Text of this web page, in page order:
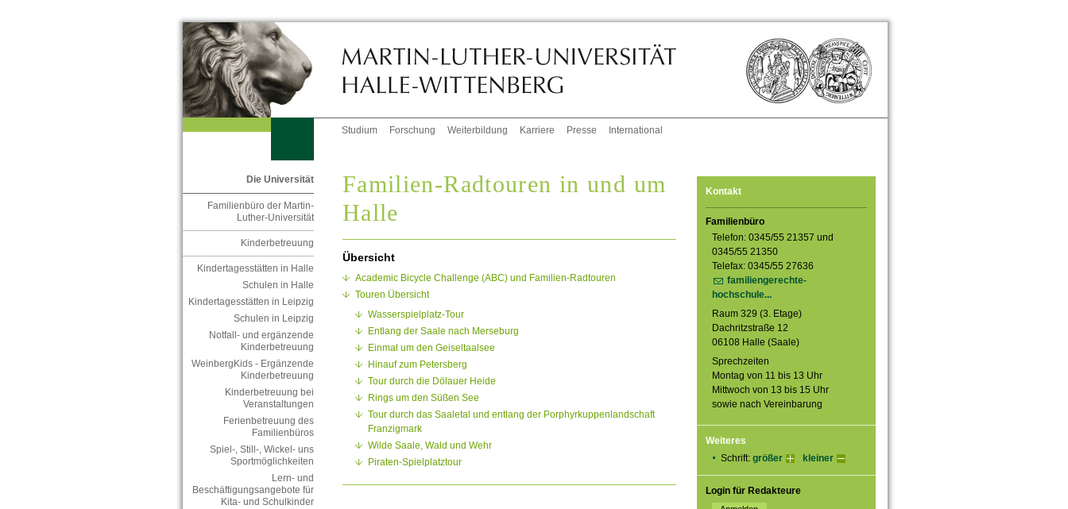
Studium Forschung Weiterbildung Karriere Presse International
Die Universität
Familienbüro der Martin-
Luther-Universität
Kinderbetreuung
Kindertagesstätten in Halle
Schulen in Halle
Kindertagesstätten in Leipzig
Schulen in Leipzig
Notfall- und ergänzende
Kinderbetreuung
WeinbergKids - Ergänzende
Kinderbetreuung
Kinderbetreuung bei
Veranstaltungen
Ferienbetreuung des
Familienbüros
Spiel-, Still-, Wickel- uns
Sportmöglichkeiten
Lern- und
Beschäftigungsangebote für
Kita- und Schulkinder
Kontakt
Familienbüro
Telefon: 0345/55 21357 und
0345/55 21350
Telefax: 0345/55 27636
familiengerechte-
hochschule...
Raum 329 (3. Etage)
Dachritzstraße 12
06108 Halle (Saale)
Sprechzeiten
Montag von 11 bis 13 Uhr
Mittwoch von 13 bis 15 Uhr
sowie nach Vereinbarung
Weiteres
Schrift: größer kleiner
Login für Redakteure
Familien-Radtouren in und um
Halle
Übersicht
Academic Bicycle Challenge (ABC) und Familien-Radtouren
Touren Übersicht
Wasserspielplatz-Tour
Entlang der Saale nach Merseburg
Einmal um den Geiseltaalsee
Hinauf zum Petersberg
Tour durch die Dölauer Heide
Rings um den Süßen See
Tour durch das Saaletal und entlang der Porphyrkuppenlandschaft
Franzigmark
Wilde Saale, Wald und Wehr
Piraten-Spielplatztour